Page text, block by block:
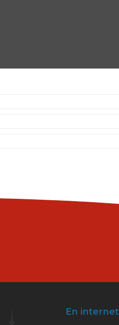
En internet